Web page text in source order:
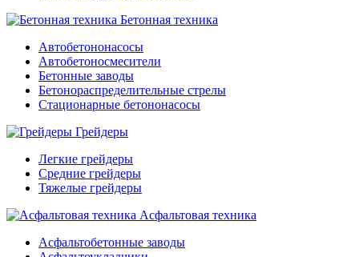
Бетонная техника
Автобетононасосы
Автобетоносмесители
Бетонные заводы
Бетонораспределительные стрелы
Стационарные бетононасосы
Грейдеры
Легкие грейдеры
Средние грейдеры
Тяжелые грейдеры
Асфальтовая техника
Асфальтобетонные заводы